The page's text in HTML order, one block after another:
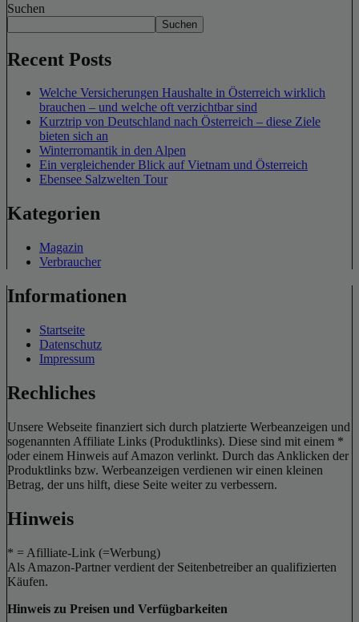
Suchen
Suchen
Recent Posts
Welche Versicherungen Haushalte in Österreich wirklich
brauchen – und welche oft verzichtbar sind
Kurztrip von Deutschland nach Österreich – diese Ziele
bieten sich an
Winterromantik in den Alpen
Ein vergleichender Blick auf Vietnam und Österreich
Ebensee Salzwelten Tour
Kategorien
Magazin
Verbraucher
Informationen
Startseite
Datenschutz
Impressum
Rechliches
Unsere Webseite finanziert sich durch platzierte Werbeanzeigen und
sogenannten Affiliate Links (Produktlinks). Diese sind mit einem *
oder einem Hinweis auf Amazon verlinkt. Durch das Anklicken der
Produktlinks bzw. Werbeanzeigen verdienen wir einen kleinen
Betrag, der uns hilft, diese Seite weiter zu verbessern.
Hinweis
* = Afilliate-Link (=Werbung)
Als Amazon-Partner verdient der Seitenbetreiber an qualifizierten
Käufen.
Hinweis zu Preisen und Verfügbarkeiten